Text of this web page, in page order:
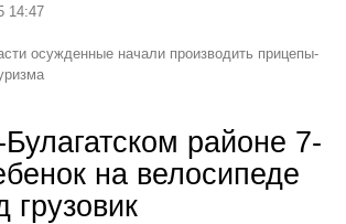
14:47
районе 7-
на велосипеде
грузовик